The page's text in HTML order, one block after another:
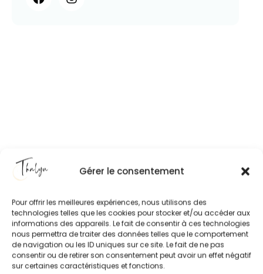
Gérer le consentement
Pour offrir les meilleures expériences, nous utilisons des
technologies telles que les cookies pour stocker et/ou accéder aux
informations des appareils. Le fait de consentir à ces technologies
nous permettra de traiter des données telles que le comportement
de navigation ou les ID uniques sur ce site. Le fait de ne pas
consentir ou de retirer son consentement peut avoir un effet négatif
sur certaines caractéristiques et fonctions.